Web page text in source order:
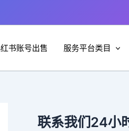
书账号出售 服务平台类目
联系我们24小